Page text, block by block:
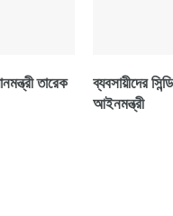
তারেক
ব্যবসায়ীদের
আইনমন্ত্রী